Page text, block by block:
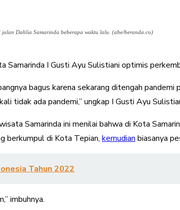
Dahlia Samarinda beberapa waktu lalu. (abe/beranda.co)
Samarinda I Gusti Ayu Sulistiani optimis
bagus karena sekarang ditengah
tidak ada pandemi,” ungkap I Gusti Ayu
Samarinda ini menilai bahwa di Kota
berkumpul di Kota Tepian, kemudian biasanya
Tahun 2022
imbuhnya.